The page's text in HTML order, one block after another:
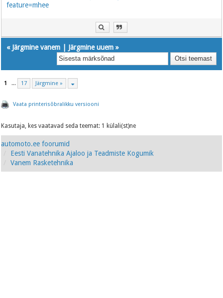
feature=mhee
« Järgmine vanem Järgmine uuem »
1 ... 17 Järgmine »
Vaata printerisõbralikku versiooni
Kasutaja, kes vaatavad seda teemat: 1 külali(st)ne
automoto.ee foorumid
Eesti Vanatehnika Ajaloo ja Teadmiste Kogumik
Vanem Rasketehnika